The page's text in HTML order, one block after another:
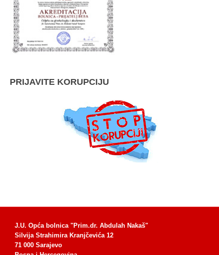
PRIJAVITE KORUPCIJU
J.U. Opća bolnica "Prim.dr. Abdulah Nakaš"
Silvija Strahimira Kranjčevića 12
71 000 Sarajevo